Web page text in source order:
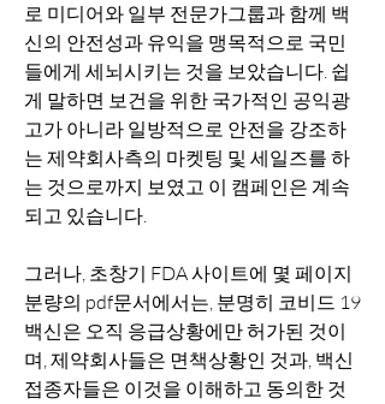
로 미디어와 일부 전문가그룹과 함께 백
신의 안전성과 유익을 맹목적으로 국민
들에게 세뇌시키는 것을 보았습니다. 쉽
게 말하면 보건을 위한 국가적인 공익광
고가 아니라 일방적으로 안전을 강조하
는 제약회사측의 마켓팅 및 세일즈를 하
는 것으로까지 보였고 이 캠페인은 계속
되고 있습니다.
그러나, 초창기 FDA 사이트에 몇 페이지
분량의 pdf문서에서는, 분명히 코비드 19
백신은 오직 응급상황에만 허가된 것이
며, 제약회사들은 면책상황인 것과, 백신
접종자들은 이것을 이해하고 동의한 것